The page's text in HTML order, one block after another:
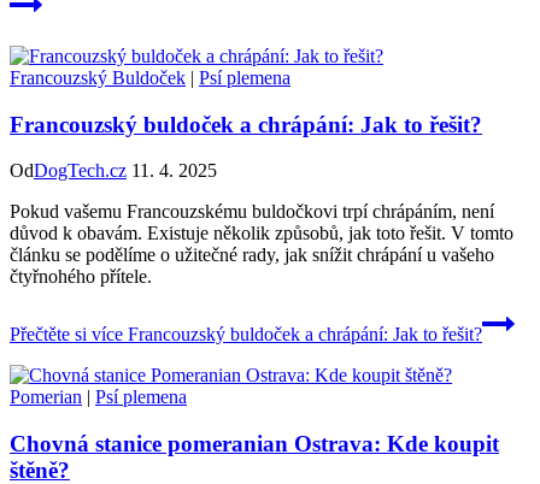
Francouzský Buldoček | Psí plemena
Francouzský buldoček a chrápání: Jak to řešit?
OdDogTech.cz 11. 4. 2025
Pokud vašemu Francouzskému buldočkovi trpí chrápáním, není
důvod k obavám. Existuje několik způsobů, jak toto řešit. V tomto
článku se podělíme o užitečné rady, jak snížit chrápání u vašeho
čtyřnohého přítele.
Přečtěte si více Francouzský buldoček a chrápání: Jak to řešit?
Pomerian | Psí plemena
Chovná stanice pomeranian Ostrava: Kde koupit
štěně?